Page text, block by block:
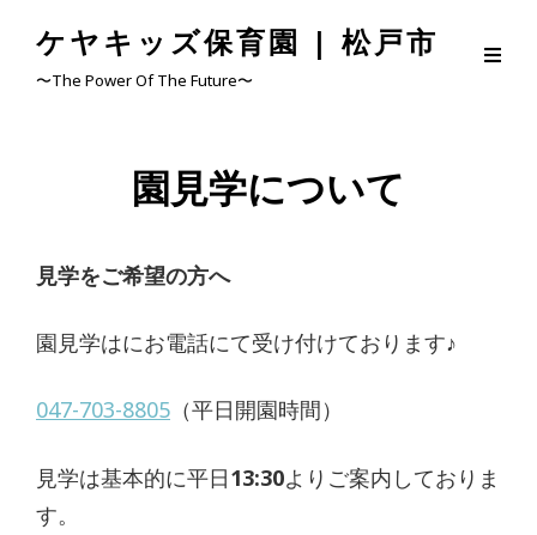
ケヤキッズ保育園 | 松戸市
〜The Power Of The Future〜
園見学について
見学をご希望の方へ
園見学はにお電話にて受け付けております♪
047-703-8805 （平日開園時間）
見学は基本的に平日13:30よりご案内しておりま
す。